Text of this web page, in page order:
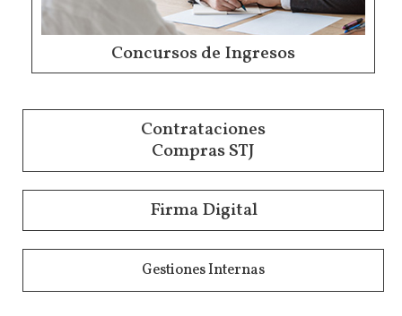
Concursos de Ingresos
Contrataciones
Compras STJ
Firma Digital
Gestiones Internas